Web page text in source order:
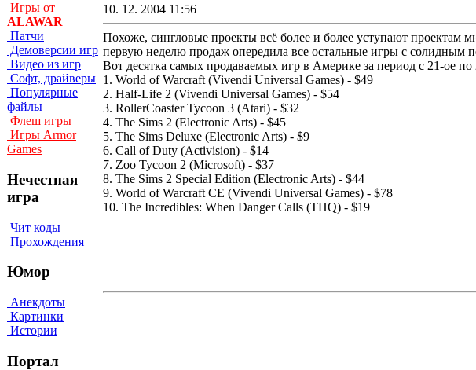
Игры от
ALAWAR
Патчи
Демоверсии игр
Видео из игр
Софт, драйверы
Популярные
файлы
Флеш игры
Игры Armor
Games
Нечестная
игра
Чит коды
Прохождения
Юмор
Анекдоты
Картинки
Истории
Портал
10. 12. 2004 11:56
Похоже, сингловые проекты всё более и более уступают проектам
первую неделю продаж опередила все остальные игры с солидным
Вот десятка самых продаваемых игр в Америке за период с 21-ое по
1. World of Warcraft (Vivendi Universal Games) - $49
2. Half-Life 2 (Vivendi Universal Games) - $54
3. RollerCoaster Tycoon 3 (Atari) - $32
4. The Sims 2 (Electronic Arts) - $45
5. The Sims Deluxe (Electronic Arts) - $9
6. Call of Duty (Activision) - $14
7. Zoo Tycoon 2 (Microsoft) - $37
8. The Sims 2 Special Edition (Electronic Arts) - $44
9. World of Warcraft CE (Vivendi Universal Games) - $78
10. The Incredibles: When Danger Calls (THQ) - $19